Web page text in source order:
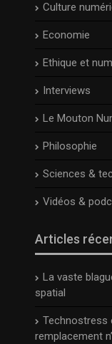
Culture
Economie
Ethique et
Interviews
Le Mouton
Philosophie
Sciences &
Vidéos &
Articles
La vaste
spatial
Technostress
remplacement